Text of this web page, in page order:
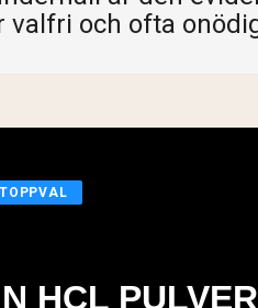
valfri och ofta
HCL